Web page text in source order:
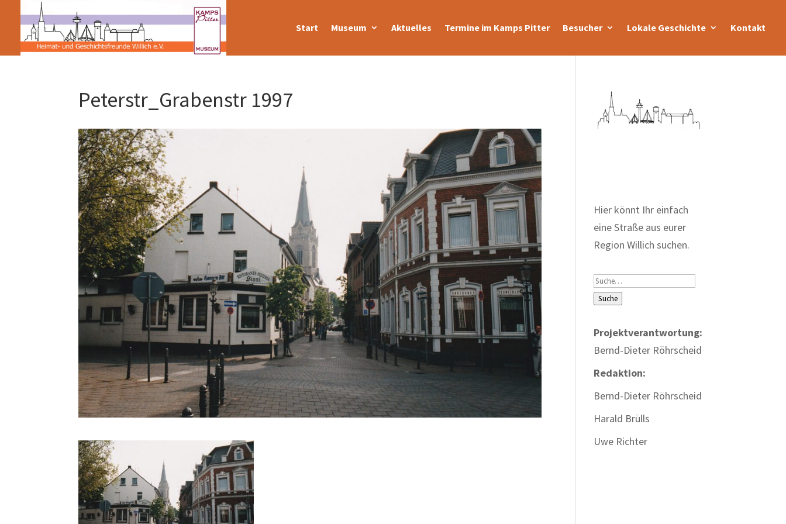
Start Museum Aktuelles Termine im Kamps Pitter Besucher Lokale Geschichte Kontakt
Peterstr_Grabenstr 1997
Hier könnt Ihr einfach
eine Straße aus eurer
Region Willich suchen.
Suche
Suche
Projektverantwortung:
Bernd-Dieter Röhrscheid
Redaktion:
Bernd-Dieter Röhrscheid
Harald Brülls
Uwe Richter